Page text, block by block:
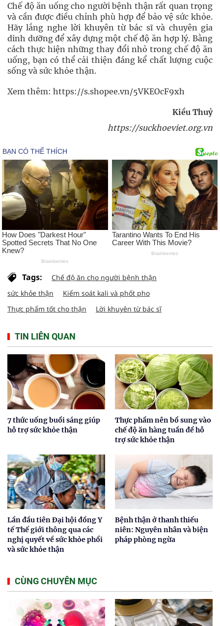
Chế độ ăn uống cho người bệnh thận rất quan trọng
và cần được điều chỉnh phù hợp để bảo vệ sức khỏe.
Hãy lắng nghe lời khuyên từ bác sĩ và chuyên gia
dinh dưỡng để xây dựng một chế độ ăn hợp lý. Bằng
cách thực hiện những thay đổi nhỏ trong chế độ ăn
uống, bạn có thể cải thiện đáng kể chất lượng cuộc
sống và sức khỏe thận.
Xem thêm: https://s.shopee.vn/5VKEOcF9xh
Kiều Thuỷ
https://suckhoeviet.org.vn
Tags:
Chế độ ăn cho người bệnh thận
sức khỏe thận
Kiểm soát kali và phốt pho
Thực phẩm tốt cho thận
Lời khuyên từ bác sĩ
TIN LIÊN QUAN
7 thức uống buổi sáng giúp
hỗ trợ sức khỏe thận
Thực phẩm nên bổ sung vào
chế độ ăn hàng tuần để hỗ
trợ sức khỏe thận
Lần đầu tiên Đại hội đồng Y
tế Thế giới thông qua các
nghị quyết về sức khỏe phổi
và sức khỏe thận
Bệnh thận ở thanh thiếu
niên: Nguyên nhân và biện
pháp phòng ngừa
CÙNG CHUYÊN MỤC